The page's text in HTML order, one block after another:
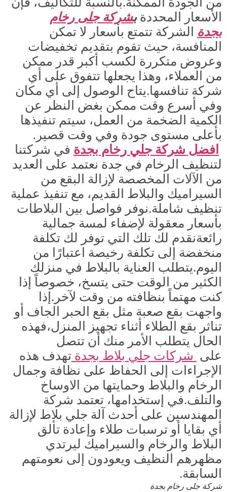
الأسعار المحددة بشركة جلى رخام
بجدة
الشركة تتمتع بأسعار لا تمكن
المنافسة، حيث تقوم بتقديم تخفيضات
وعروض متكررة لكسب أكبر قدر ممكن
من العملاء، وهذا يجعلها تتفوق على أي
شركة تنافسها.يتاح الوصول إلى أي مكان
وفي أسرع وقت ممكن بغض النظر عن
الكمية الضخمة من العمل، سيتم تنفيذها
بأعلى مستوى جودة وفي وقت قصير.
افضل شركة جلي رخام بجدة في شركتنا
لتنظيف الرخام في جدة نعتمد على العديد
من الآلات المخصصة لإزالة البقع من
السيراميك والبلاط القديم، مع تنفيذ عملية
تنظيف شاملة.نوفر فواصل بين البلاطات
بأسعار معقولة لإضفاء لمسة جمالية
رائعةنقدم لك تلك التي توفر لك تكلفة
منخفضة إلى تكلفة رخيصة اعتبارًا من
اليوم.يتطلب العناية بالبلاط في منزلك
الكثير من الوقت حتى يتسخ، خصوصاً إذا
كنت مهتماً بنظافته من وقت لآخر.إذا
واجهت بقع صعبة مثل بقع الحبر الجاف أو
تناثر بقع الطلاء أثناء تجهيز المنزل،فهذه
الحال يتطلب الأمر منك أن تتصل
على شركات جلي بلاط بجدة تهدف هذه
الإجراءات إلى الحفاظ على نظافة وجمال
الرخام والبلاط وحمايتها من الاوساخ
والتلف.في إستخدامها، تعتمد شركة
المهندسين على أحدث آلة جلي بلاط لإزالة
أي بقايا أو ترسبات طلاء وإعادة تألق
البلاط والرخام والسيراميك ليرتدي
مظهرهم النظيف ويعودون إلى نعومتهم
السابقة.
شركة جلى رخام بجدة